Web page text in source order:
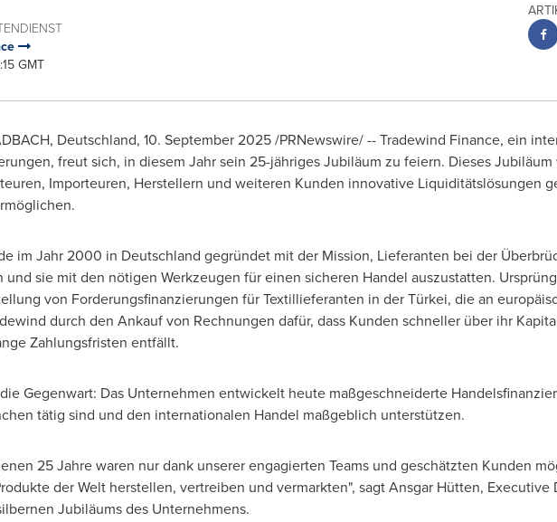
GMT
Deutschland, 10. September 2025/PRNewswire/ -- Tradewind Finance, ein
freut sich, in diesem Jahr sein 25-jähriges Jubiläum zu feiern. Dieses
Importeuren, Herstellern und weiteren Kunden innovative Liquiditätslösungen
im Jahr 2000 in Deutschland gegründet mit der Mission, Lieferanten bei der
und sie mit den nötigen Werkzeugen für einen sicheren Handel auszustatten.
von Forderungsfinanzierungen für Textillieferanten in der Türkei, die an
durch den Ankauf von Rechnungen dafür, dass Kunden schneller über ihr
Zahlungsfristen entfällt.
Gegenwart: Das Unternehmen entwickelt heute maßgeschneiderte
tätig sind und den internationalen Handel maßgeblich unterstützen.
25 Jahre waren nur dank unserer engagierten Teams und geschätzten Kunden
der Welt herstellen, vertreiben und vermarkten", sagt Ansgar Hütten, Executive
Jubiläums des Unternehmens.